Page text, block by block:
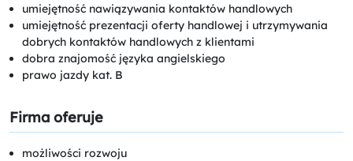
umiejętność nawiązywania kontaktów handlowych
umiejętność prezentacji oferty handlowej i utrzymywania
dobrych kontaktów handlowych z klientami
dobra znajomość języka angielskiego
prawo jazdy kat. B
Firma oferuje
możliwości rozwoju